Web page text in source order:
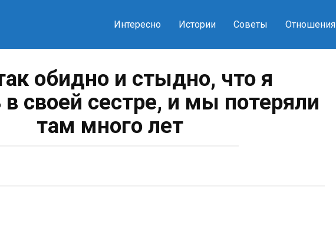
Интересно Истории Советы Отношения
обидно и стыдно, что я
своей сестре, и мы потеряли
там много лет